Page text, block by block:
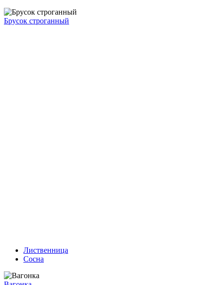
Брусок строганный
Лиственница
Сосна